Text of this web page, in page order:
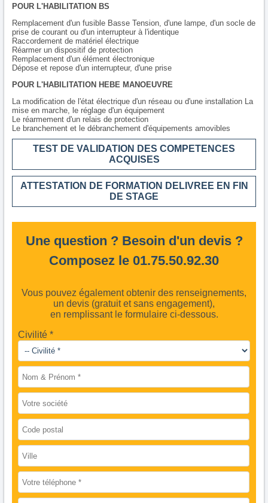
POUR L'HABILITATION BS
Remplacement d'un fusible Basse Tension, d'une lampe, d'un socle de
prise de courant ou d'un interrupteur à l'identique
Raccordement de matériel électrique
Réarmer un dispositif de protection
Remplacement d'un élément électronique
Dépose et repose d'un interrupteur, d'une prise
POUR L'HABILITATION HEBE MANOEUVRE
La modification de l'état électrique d'un réseau ou d'une installation La
mise en marche, le réglage d'un équipement
Le réarmement d'un relais de protection
Le branchement et le débranchement d'équipements amovibles
TEST DE VALIDATION DES COMPETENCES
ACQUISES
ATTESTATION DE FORMATION DELIVREE EN FIN
DE STAGE
Une question ? Besoin d'un devis ?
Composez le 01.75.50.92.30
Vous pouvez également obtenir des renseignements,
un devis (gratuit et sans engagement),
en remplissant le formulaire ci-dessous.
Civilité *